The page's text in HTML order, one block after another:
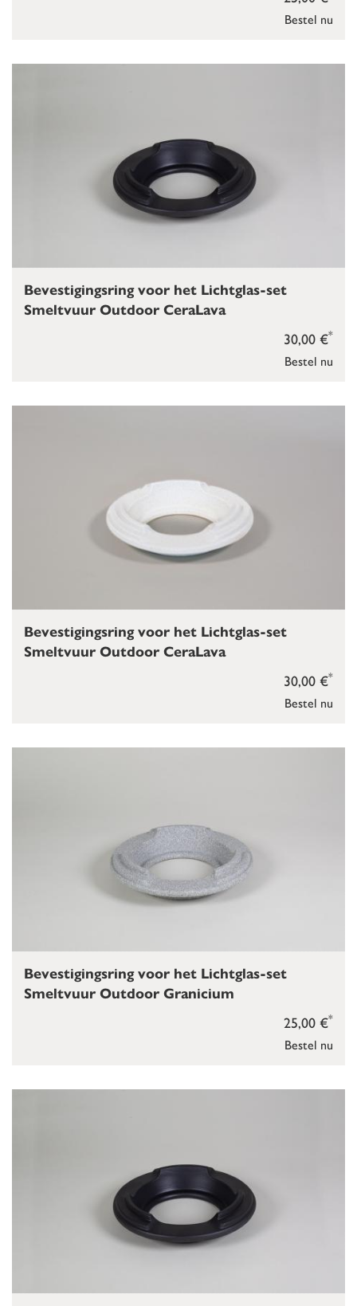
Bestel nu
Bestel nu
30,00 €*
Bevestigingsring voor het Lichtglas-set
Smeltvuur Outdoor CeraLava
Bestel nu
30,00 €*
Bevestigingsring voor het Lichtglas-set
Smeltvuur Outdoor CeraLava
Bestel nu
25,00 €*
Bevestigingsring voor het Lichtglas-set
Smeltvuur Outdoor Granicium